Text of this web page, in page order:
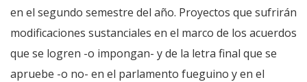
en el segundo semestre del año. Proyectos que sufrirán
modificaciones sustanciales en el marco de los acuerdos
que se logren -o impongan- y de la letra final que se
apruebe -o no- en el parlamento fueguino y en el